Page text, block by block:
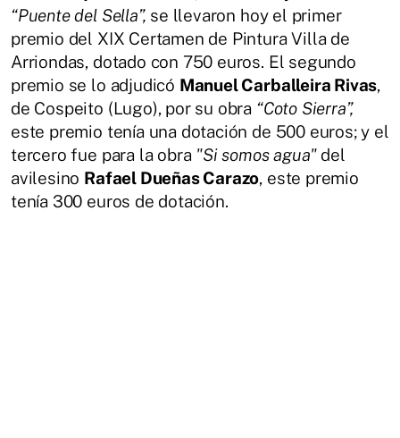
“Puente del Sella”, se llevaron hoy el primer
premio del XIX Certamen de Pintura Villa de
Arriondas, dotado con 750 euros. El segundo
premio se lo adjudicó Manuel Carballeira Rivas,
de Cospeito (Lugo), por su obra “Coto Sierra”,
este premio tenía una dotación de 500 euros; y el
tercero fue para la obra "Si somos agua" del
avilesino Rafael Dueñas Carazo, este premio
tenía 300 euros de dotación.